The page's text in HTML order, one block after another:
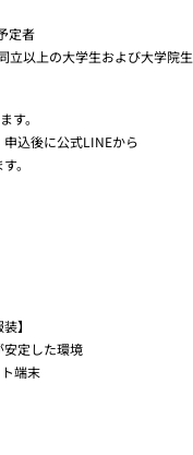
定者
立以上の大学生および大学院生
す。
込後に公式LINEから
。
】
定した環境
端末